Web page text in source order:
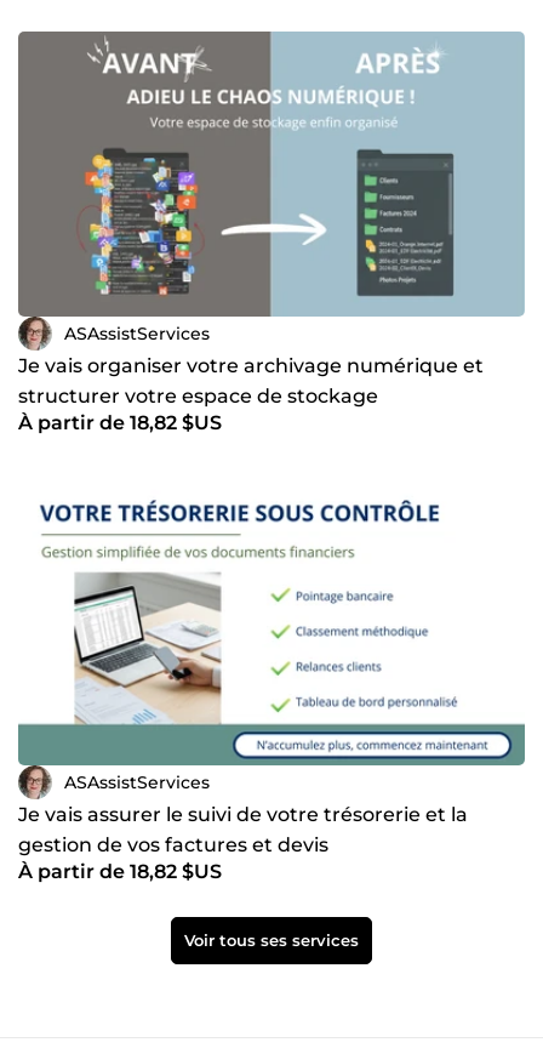
ASAssistServices
Je vais organiser votre archivage numérique et
structurer votre espace de stockage
À partir de 18,82 $US
ASAssistServices
Je vais assurer le suivi de votre trésorerie et la
gestion de vos factures et devis
À partir de 18,82 $US
Voir tous ses services